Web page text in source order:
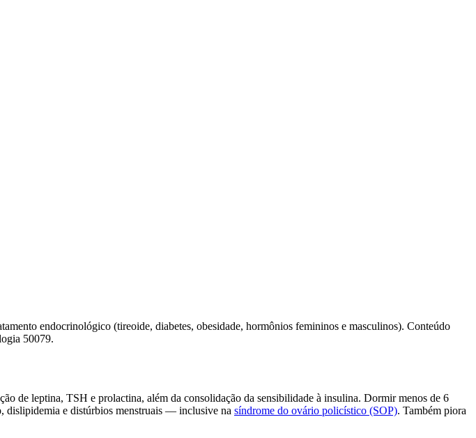
endocrinológico (tireoide, diabetes, obesidade, hormônios femininos e masculinos). Conteúdo
50079.
de leptina, TSH e prolactina, além da consolidação da sensibilidade à insulina. Dormir menos de 6
dislipidemia e distúrbios menstruais — inclusive na síndrome do ovário policístico (SOP). Também piora